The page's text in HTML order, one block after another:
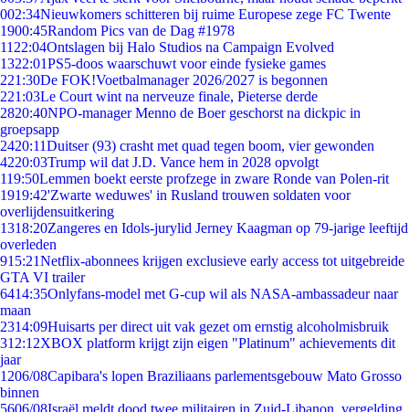
002:34Nieuwkomers schitteren bij ruime Europese zege FC Twente
1900:45Random Pics van de Dag #1978
11 22:04Ontslagen bij Halo Studios na Campaign Evolved
1322:01PS5-doos waarschuwt voor einde fysieke games
221:30De FOK!Voetbalmanager 2026/2027 is begonnen
221:03Le Court wint na nerveuze finale, Pieterse derde
2820:40NPO-manager Menno de Boer geschorst na dickpic in
groepsapp
2420:11Duitser (93) crasht met quad tegen boom, vier gewonden
4220:03Trump wil dat J.D. Vance hem in 2028 opvolgt
119:50Lemmen boekt eerste profzege in zware Ronde van Polen-rit
1919:42'Zwarte weduwes' in Rusland trouwen soldaten voor
overlijdensuitkering
1318:20Zangeres en Idols-jurylid Jerney Kaagman op 79-jarige leeftijd
overleden
915:21Netflix-abonnees krijgen exclusieve early access tot uitgebreide
GTA VI trailer
6414:35Onlyfans-model met G-cup wil als NASA-ambassadeur naar
maan
2314:09Huisarts per direct uit vak gezet om ernstig alcoholmisbruik
312:12XBOX platform krijgt zijn eigen "Platinum" achievements dit
jaar
1206/08Capibara's lopen Braziliaans parlementsgebouw Mato Grosso
binnen
5606/08Israël meldt dood twee militairen in Zuid-Libanon, vergelding